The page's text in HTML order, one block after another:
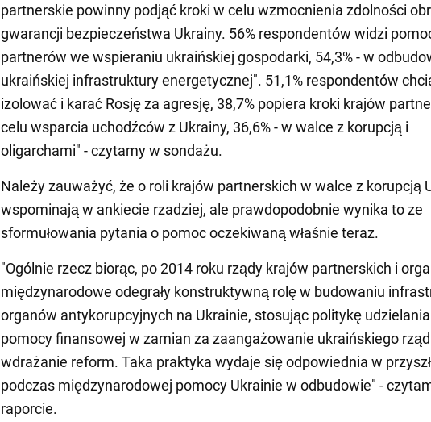
partnerskie powinny podjąć kroki w celu wzmocnienia zdolności
gwarancji bezpieczeństwa Ukrainy. 56% respondentów widzi
partnerów we wspieraniu ukraińskiej gospodarki, 54,3% - w
ukraińskiej infrastruktury energetycznej". 51,1% respondentów
izolować i karać Rosję za agresję, 38,7% popiera kroki krajów
celu wsparcia uchodźców z Ukrainy, 36,6% - w walce z korupcją i
oligarchami" - czytamy w sondażu.
Należy zauważyć, że o roli krajów partnerskich w walce z korupcją
wspominają w ankiecie rzadziej, ale prawdopodobnie wynika to ze
sformułowania pytania o pomoc oczekiwaną właśnie teraz.
"Ogólnie rzecz biorąc, po 2014 roku rządy krajów partnerskich i
międzynarodowe odegrały konstruktywną rolę w budowaniu
organów antykorupcyjnych na Ukrainie, stosując politykę udzielania
pomocy finansowej w zamian za zaangażowanie ukraińskiego
wdrażanie reform. Taka praktyka wydaje się odpowiednia w
podczas międzynarodowej pomocy Ukrainie w odbudowie" -
raporcie.